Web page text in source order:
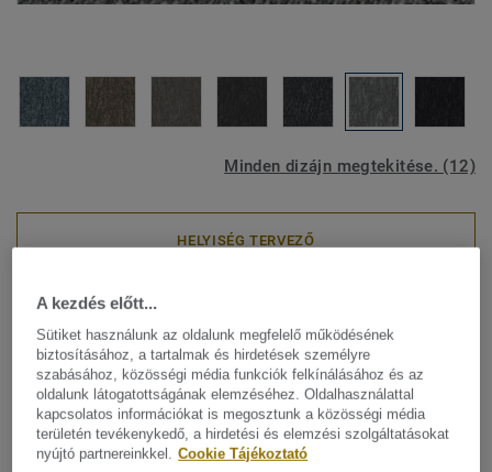
Minden dizájn megtekitése. (12)
HELYISÉG TERVEZŐ
Modulszőnyegek
Grain - Grain B867 9506
A DESSO Grain az organikus magas/alacsony szál
struktúrájával finoman mozgásba hozza a teret, és a
A kezdés előtt...
Sütiket használunk az oldalunk megfelelő működésének
biztosításához, a tartalmak és hirdetések személyre
szabásához, közösségi média funkciók felkínálásához és az
oldalunk látogatottságának elemzéséhez. Oldalhasználattal
kapcsolatos információkat is megosztunk a közösségi média
területén tevékenykedő, a hirdetési és elemzési szolgáltatásokat
nyújtó partnereinkkel. Cookie Tájékoztató